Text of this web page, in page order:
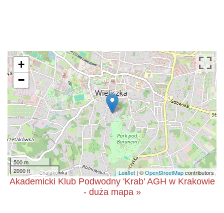
+
−
500 m
2000 ft
Leaflet | ©OpenStreetMapcontributors
Akademicki Klub Podwodny 'Krab' AGH w Krakowie
- duża mapa »